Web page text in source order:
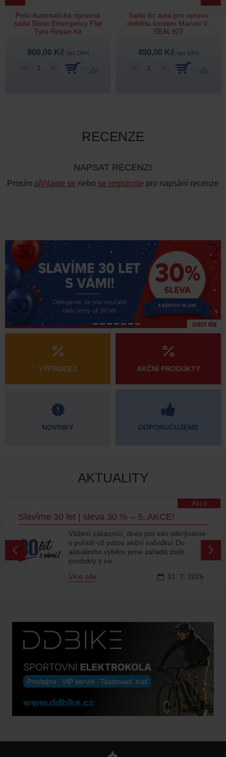
Polo-Automatická opravná
sada Slime Emergency Flat
Tyre Repair Kit
900,00 Kč bez DPH
Sada do auta pro opravu
defektu knotem Maruni V-
SEAL KIT
450,00 Kč bez DPH
RECENZE
NAPSAT RECENZI
Prosím přihlaste se nebo se registrujte pro napsání recenze
ZJISTIT VÍCE
VÝPRODEJ
NOVINKY
AKČNÍ PRODUKTY
DOPORUČUJEME
AKTUALITY
Slavíme 30 let | sleva 30 % – 5. AKCE!
Akce
31. 7. 2026
Vážení zákazníci, dnes pro vás odkrýváme
v pořadí už pátou akční nabídku! Do
aktuálního výběru jsme zařadili další
produkty z na..
Více zde